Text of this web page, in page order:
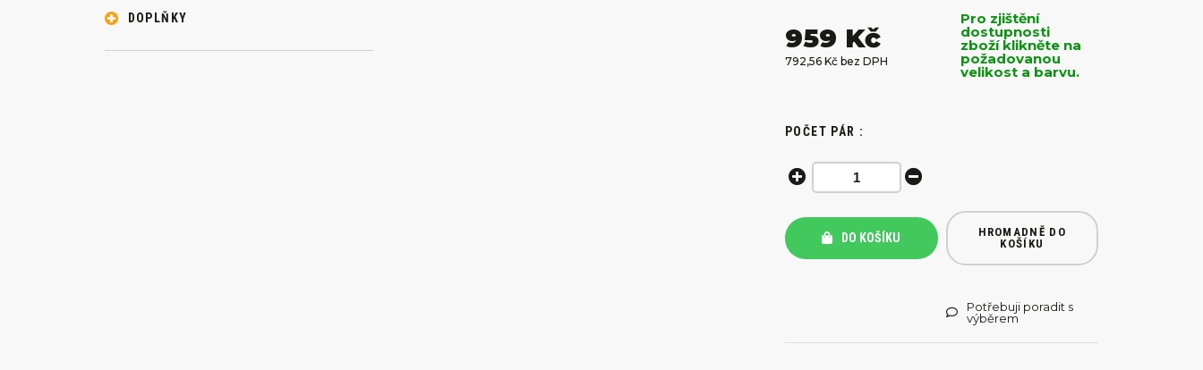
DOPLŇKY
959 Kč
792,56 Kč bez DPH
Pro zjištění
dostupnosti
zboží klikněte na
požadovanou
velikost a barvu.
POČET PÁR :
DO KOŠÍKU
HROMADNĚ DO
KOŠÍKU
Potřebuji poradit s
výběrem